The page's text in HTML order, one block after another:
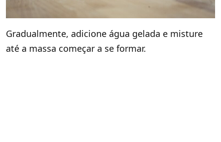
Gradualmente, adicione água gelada e misture
até a massa começar a se formar.